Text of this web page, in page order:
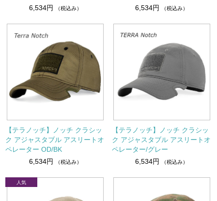
6,534円
（税込み）
6,534円
（税込み）
【テラノッチ】ノッチ クラシッ
ク アジャスタブル アスリートオ
ペレーター OD/BK
6,534円
（税込み）
【テラノッチ】ノッチ クラシッ
ク アジャスタブル アスリートオ
ペレーター/グレー
6,534円
（税込み）